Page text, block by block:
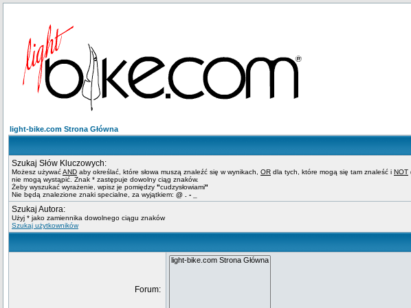
light-bike.com Strona Główna
Szukaj Słów Kluczowych:
Możesz używaćAND aby określać, które słowa muszą znaleźć się w wynikach, OR dla tych, które mogą się tam znaleść i NOT
nie mogą wystąpić. Znak * zastępuje dowolny ciąg znaków.
Żeby wyszukać wyrażenie, wpisz je pomiędzy "cudzysłowiami"
Nie będą znalezione znaki specialne, za wyjątkiem: @ . - _
Szukaj Autora:
Użyj * jako zamiennika dowolnego ciągu znaków
Szukaj użytkowników
Forum: